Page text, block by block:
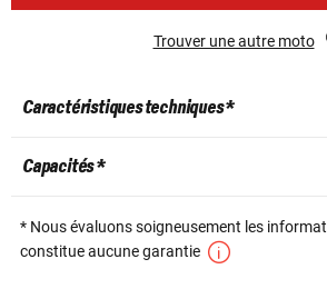
Trouver une autre moto
Caractéristiques techniques *
Capacités *
* Nous évaluons soigneusement les
constitue aucune garantie